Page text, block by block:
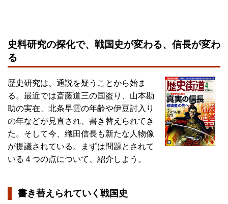
史料研究の探化で、戦国史が変わる、信長が変わ
る
歴史研究は、通説を疑うことから始ま
る。最近では斎藤道三の国盗り、山本勘
助の実在、北条早雲の年齢や伊豆討入り
の年などが見直され、書き替えられてき
た。そして今、織田信長も新たな人物像
が提議されている。まずは問題とされて
いる４つの点について、紹介しよう。
書き替えられていく戦国史